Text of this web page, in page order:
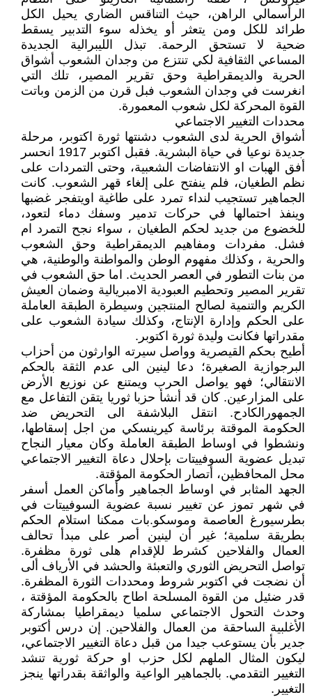
الرأسمالي الراهن، حيث التناقس الضاري يحيل الكل
طرائد للكل ومن يتعثر أو يخذله سوء التدبير يسقط
ضحية لا تستحق الرحمة. تبذل الليبرالية الجديدة
المساعي الثقافية لكي تنتزع من وجدان الشعوب أشواق
الحرية والديمقراطية وحق تقرير المصير، تلك التي
انغرست في وجدان الشعوب فبل قرن من الزمن وباتت
القوة المحركة لكل شعوب المعمورة.
محددات التغيير الاجتماعي
أشواق الحرية لدى الشعوب دشنتها ثورة اكتوبر، مرحلة
جديدة نوعيا في حياة البشرية. فقبل اكتوبر 1917 انحسر
أفق الهبات او الانتفاضات الشعبية، وحتى التمردات على
نظم الطغيان، فلم ينفتح على إلغاء قهر الشعوب. كانت
الجماهير تستجيب لنداء تمرد على طاغية اويتفجر غضبها
وينفذ احتمالها في حركات تدمير وسفك دماء لتعود،
للخضوع من جديد لحكم الطغيان ، سواء نجح التمرد ام
فشل. مفردات ومفاهيم الديمقراطية وحق الشعوب
والحرية ، وكذلك مفهوم الوطن والمواطنة والوطنية، هي
من بنات التطور في العصر الحديث. اما حق الشعوب في
تقرير المصير وتحطيم العبودية الامبريالية وضمان العيش
الكريم والتنمية لصالح المنتجين وسيطرة الطبقة العاملة
على الحكم وإدارة الإنتاج، وكذلك سيادة الشعوب على
مقدراتها فكانت وليدة ثورة اكتوبر.
أطيح بحكم القيصرية وواصل سيرته الوارثون من أحزاب
البرجوازية الصغيرة؛ دعا لينين الى عدم الثقة بالحكم
الانتقالي؛ فهو يواصل الحرب ويمتنع عن نوزيع الأرض
على المزارعين. كان قد أنشأ حزبا ثوريا يتقن التفاعل مع
الجمهورالكادح. انتقل البلاشفة الى التحريض ضد
الحكومة الموقتة برئاسة كيرينسكي من اجل إسقاطها،
ونشطوا في اوساط الطبقة العاملة وكان معيار النجاح
تبديل عضوية السوفييتات بإحلال دعاة التغيير الاجتماعي
محل المحافظين، أتصار الحكومة المؤقتة.
الجهد المثابر في اوساط الجماهير وأماكن العمل أسفر
في شهر تموز عن تغيير نسبة عضوية السوفييتات في
بطرسيورغ العاصمة وموسكو.بات ممكنا استلام الحكم
بطريقة سلمية؛ غير أن لينين أصر على مبدأ تحالف
العمال والفلاحين كشرط للإقدام هلى ثورة مظفرة.
تواصل التحريض الثوري والتعبئة والحشد في الأرياف ألى
أن نضجت في اكتوبر شروط ومحددات الثورة المظفرة.
قدر ضئيل من القوة المسلحة اطاح بالحكومة المؤقتة ،
وحدث التحول الاجتماعي سلميا ديمقراطيا بمشاركة
الأغلبية الساحقة من العمال والفلاحين. إن درس أكتوبر
جدير بأن يستوعب جيدا من قبل دعاة التغيير الاجتماعي،
ليكون المثال الملهم لكل حزب او حركة ثورية تنشد
التغيير التقدمي. بالجماهير الواعية والواثقة بقدراتها ينجز
التغيير.